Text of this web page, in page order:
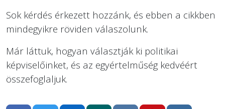
Sok kérdés érkezett hozzánk, és ebben a cikkben
mindegyikre röviden válaszolunk.
Már láttuk, hogyan választják ki politikai
képviselőinket, és az egyértelműség kedvéért
összefoglaljuk.